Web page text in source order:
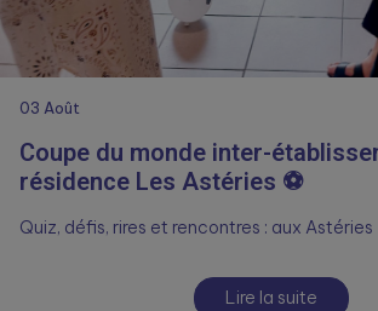
03 Août
Coupe du monde inter-
résidence Les Astéries ⚽
Quiz, défis, rires et rencontres : aux Astéries
Lire la suite